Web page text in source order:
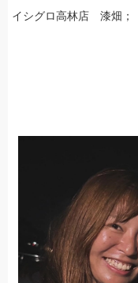
イシグロ高林店 漆畑；